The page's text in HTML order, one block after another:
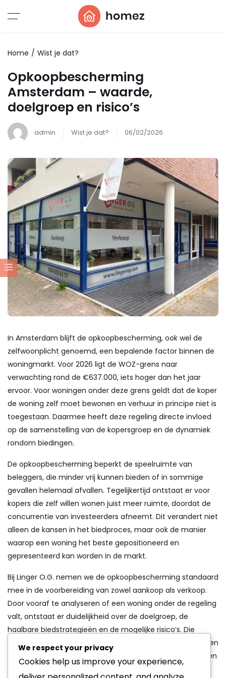
Home Wist je dat?
Opkoopbescherming
Amsterdam – waarde,
doelgroep en risico’s
admin Wist je dat? 06/02/2026
In Amsterdam blijft de opkoopbescherming, ook wel de
zelfwoonplicht genoemd, een bepalende factor binnen de
woningmarkt. Voor 2026 ligt de WOZ-grens naar
verwachting rond de €637.000, iets hoger dan het jaar
ervoor. Voor woningen onder deze grens geldt dat de koper
de woning zelf moet bewonen en verhuur in principe niet is
toegestaan. Daarmee heeft deze regeling directe invloed
op de samenstelling van de kopersgroep en de dynamiek
rondom biedingen.
De opkoopbescherming beperkt de speelruimte van
beleggers, die minder vrij kunnen bieden of in sommige
gevallen helemaal afvallen. Tegelijkertijd ontstaat er voor
kopers die zelf willen wonen juist meer ruimte, doordat de
concurrentie van investeerders afneemt. Dit verandert niet
alleen de kansen in het biedproces, maar ook de manier
waarop een woning het beste gepositioneerd en
gepresenteerd kan worden in de markt.
Bij Linger O.G. nemen we de opkoopbescherming standaard
mee in de voorbereiding van zowel aankoop als verkoop.
Door vooraf te analyseren of een woning onder de regeling
valt, ontstaat er duidelijkheid over de doelgroep, de
haalbare biedstrategieën en de mogelijke risico’s. Die
voorbereiding voorkomt verrassingen tijdens bezichtigingen
of onderhandelingen en zorgt ervoor dat keuzes bewust en
goed onderbouwd worden gemaakt.
We respect your privacy
Cookies help us improve your experience,